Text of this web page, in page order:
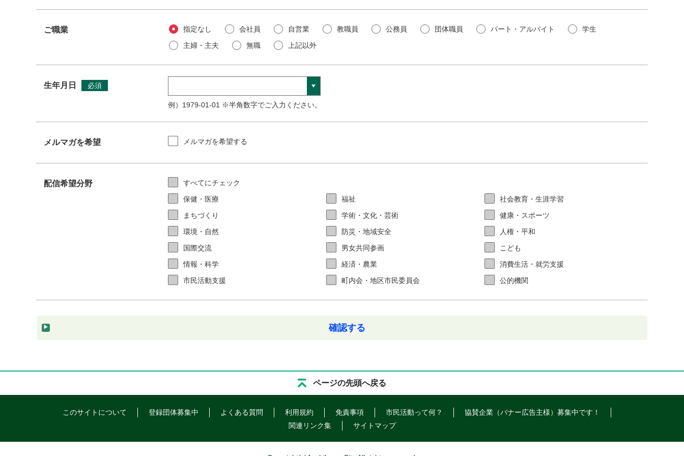
いものとします。
2 市及びセンター管理者は、会員が本サイトの利用を通じて得た情報等の正確性、特定の目的への適合性等について一切の保証責任を負わないものとします。
3 市及びセンター管理者は、本サイトの情報等に起因して生じた損害に対して一切の責任を負わないものとします。
第14条 本サイトの利用に関して、市と会員との間に訴訟の必要性が生じた場合は、旭川地方裁判所を第一審の専属所轄裁判所とします。
第15条 市は、合法的かつ一般的良識から逸脱しない範囲で、本規約の内容の一部を会員への通告なしに変更することができるものとし、この規約変更後に本サイトを利用した場合
1 この規約は平成20年12月１日から実施します。
2 この規約の実施前において行われる会員の登録等の手続に必要な準備行為については、この規約に規定する例によります。
3 この規約は平成22年６月29日から実施します。
ご職業 指定なし 会社員 自営業 教職員 公務員 団体職員 パート・アルバイト
学生
主婦・主夫
無職 上記以外
生年月日 必須
例）1979-01-01 ※半角数字でご入力ください。
メルマガを希望 メルマガを希望する
配信希望分野
すべてにチェック
保健・医療
福祉
社会教育・生涯学習
まちづくり
学術・文化・芸術
健康・スポーツ
環境・自然
防災・地域安全
人権・平和
国際交流
男女共同参画
こども
情報・科学
経済・農業
消費生活・就労支援
市民活動支援
町内会・地区市民委員会 公的機関
確認する
ページの先頭へ戻る
このサイトについて 登録団体募集中 よくある質問 利用規約 免責事項 市民活動って何？
協賛企業（バナー広告主様）募集中です！
関連リンク集
サイトマップ